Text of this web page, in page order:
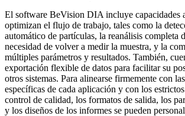
El software BeVision DIA incluye capacidades
optimizan el flujo de trabajo, tales como la
automático de partículas, la reanálisis completa
necesidad de volver a medir la muestra, y la
múltiples parámetros y resultados. También,
exportación flexible de datos para facilitar su
otros sistemas. Para alinearse firmemente con
específicas de cada aplicación y con los
control de calidad, los formatos de salida, los
y los diseños de los informes se pueden